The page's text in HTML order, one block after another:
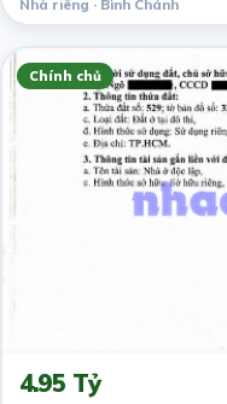
Nhà riêng · Bình Chánh
Chính chủ
4.95 Tỷ